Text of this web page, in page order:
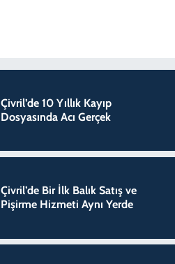
Çivril’de 10 Yıllık Kayıp
Dosyasında Acı Gerçek
Çivril’de Bir İlk Balık Satış ve
Pişirme Hizmeti Aynı Yerde